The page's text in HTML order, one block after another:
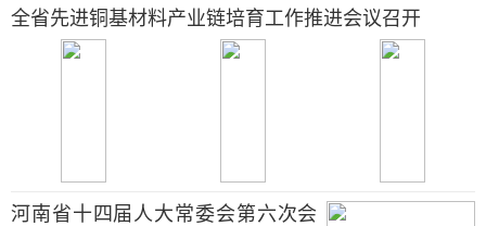
全省先进铜基材料产业链培育工作推进会议召开
河南省十四届人大常委会第六次会